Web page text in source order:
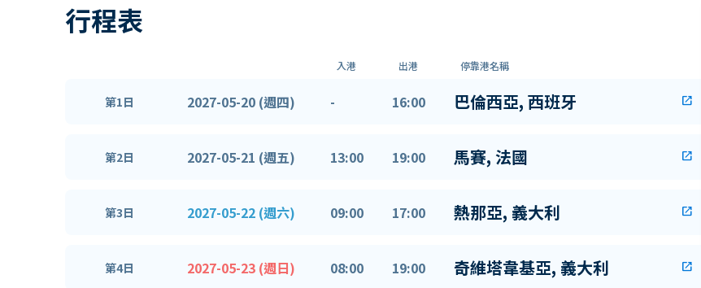
行程表
入港 出港 停靠港名稱
第1日 2027-05-20 (週四) - 16:00 巴倫西亞, 西班牙 open_in_new
第2日 2027-05-21 (週五) 13:00 19:00 馬賽, 法國 open_in_new
第3日 2027-05-22 (週六) 09:00 17:00 熱那亞, 義大利 open_in_new
第4日 2027-05-23 (週日) 08:00 19:00 奇維塔韋基亞, 義大利 open_in_new